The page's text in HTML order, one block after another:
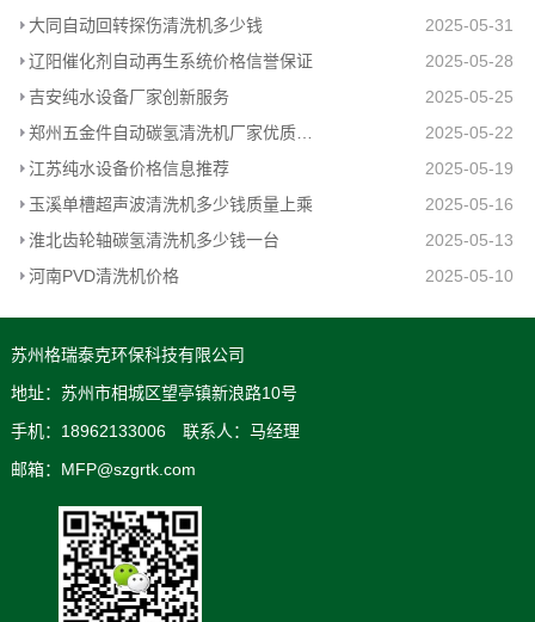
大同自动回转探伤清洗机多少钱
2025-05-31
辽阳催化剂自动再生系统价格信誉保证
2025-05-28
吉安纯水设备厂家创新服务
2025-05-25
郑州五金件自动碳氢清洗机厂家优质推荐
2025-05-22
江苏纯水设备价格信息推荐
2025-05-19
玉溪单槽超声波清洗机多少钱质量上乘
2025-05-16
淮北齿轮轴碳氢清洗机多少钱一台
2025-05-13
河南PVD清洗机价格
2025-05-10
苏州格瑞泰克环保科技有限公司
地址：苏州市相城区望亭镇新浪路10号
手机：18962133006 联系人：马经理
邮箱：MFP@szgrtk.com